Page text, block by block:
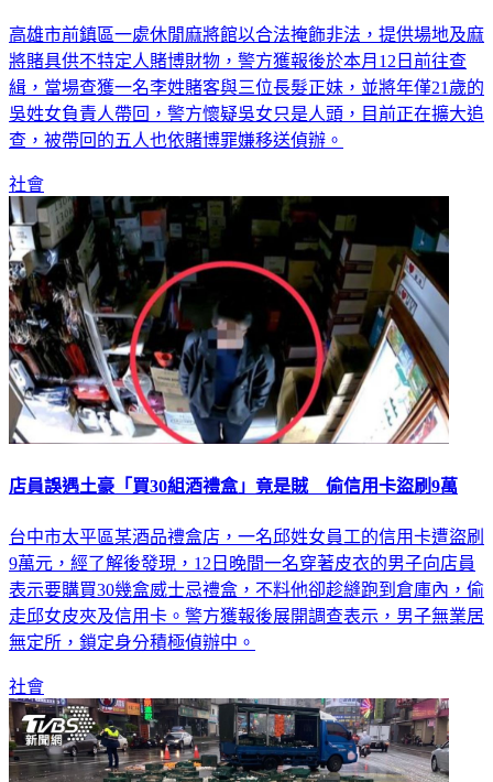
高雄市前鎮區一處休閒麻將館以合法掩飾非法，提供場地及麻
將賭具供不特定人賭博財物，警方獲報後於本月12日前往查
緝，當場查獲一名李姓賭客與三位長髮正妹，並將年僅21歲的
吳姓女負責人帶回，警方懷疑吳女只是人頭，目前正在擴大追
查，被帶回的五人也依賭博罪嫌移送偵辦。
社會
店員誤遇土豪「買30組酒禮盒」竟是賊 偷信用卡盜刷9萬
台中市太平區某酒品禮盒店，一名邱姓女員工的信用卡遭盜刷
9萬元，經了解後發現，12日晚間一名穿著皮衣的男子向店員
表示要購買30幾盒威士忌禮盒，不料他卻趁縫跑到倉庫內，偷
走邱女皮夾及信用卡。警方獲報後展開調查表示，男子無業居
無定所，鎖定身分積極偵辦中。
社會